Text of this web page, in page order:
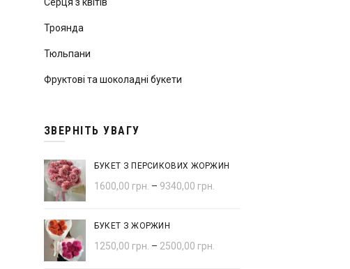
Троянда
Тюльпани
Фруктові та шоколадні букети
ЗВЕРНІТЬ УВАГУ
БУКЕТ З ПЕРСИКОВИХ ЖОРЖИН
1600,00 грн. – 9340,00 грн.
БУКЕТ З ЖОРЖИН
1250,00 грн. – 2500,00 грн.